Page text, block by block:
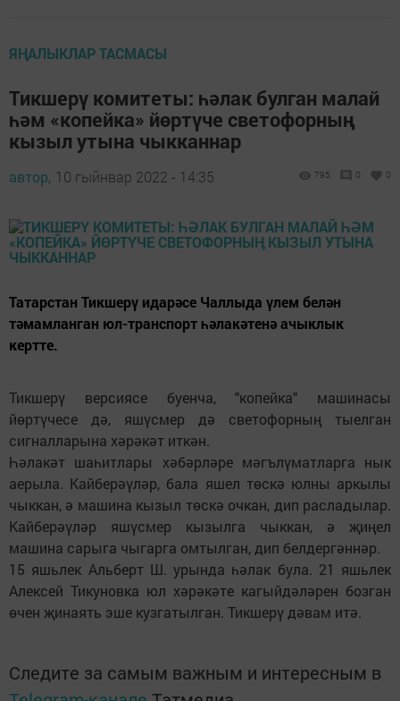
ЯҢАЛЫКЛАР ТАСМАСЫ
Тикшерү комитеты: һәлак булган малай
һәм «копейка» йөртүче светофорның
кызыл утына чыкканнар
автор, 10 гыйнвар 2022 - 14:35 795 0 0
Татарстан Тикшерү идарәсе Чаллыда үлем белән
тәмамланган юл-транспорт һәлакәтенә ачыклык
кертте.
Тикшерү версиясе буенча, "копейка" машинасы
йөртүчесе дә, яшүсмер дә светофорның тыелган
сигналларына хәрәкәт иткән.
Һәлакәт шаһитлары хәбәрләре мәгълүматларга нык
аерыла. Кайберәүләр, бала яшел төскә юлны аркылы
чыккан, ә машина кызыл төскә очкан, дип расладылар.
Кайберәүләр яшүсмер кызылга чыккан, ә җиңел
машина сарыга чыгарга омтылган, дип белдергәннәр.
15 яшьлек Альберт Ш. урында һәлак була. 21 яшьлек
Алексей Тикуновка юл хәрәкәте кагыйдәләрен бозган
өчен җинаять эше кузгатылган. Тикшерү дәвам итә.
Следите за самым важным и интересным в